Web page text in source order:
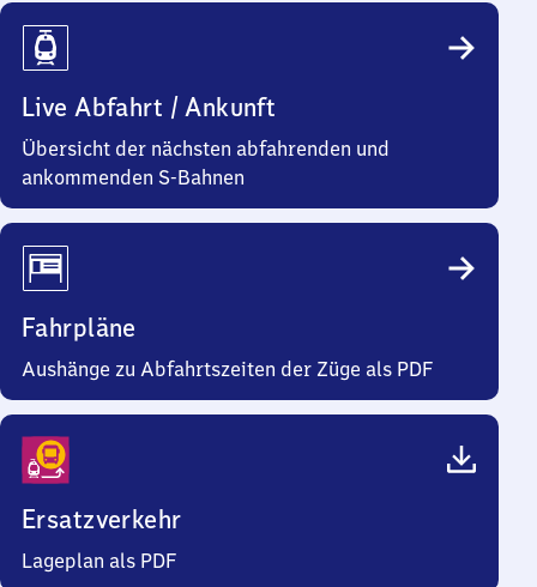
Reiseinfos
Live Abfahrt / Ankunft
Übersicht der nächsten abfahrenden und
ankommenden S-Bahnen
Fahrpläne
Aushänge zu Abfahrtszeiten der Züge als PDF
Ersatzverkehr
Lageplan als PDF